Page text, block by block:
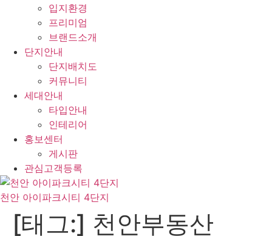
입지환경
프리미엄
브랜드소개
단지안내
단지배치도
커뮤니티
세대안내
타입안내
인테리어
홍보센터
게시판
관심고객등록
천안 아이파크시티 4단지
[태그:] 천안부동산